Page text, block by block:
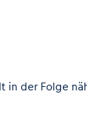
in der Folge